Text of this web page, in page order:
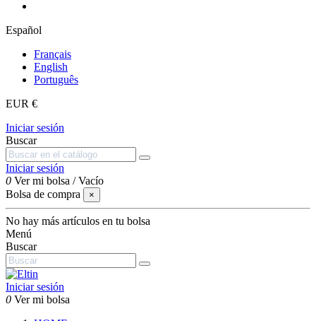
Español
Français
English
Português
EUR €
Iniciar sesión
Buscar
Iniciar sesión
0 Ver mi bolsa /Vacío
Bolsa de compra
×
No hay más artículos en tu bolsa
Menú
Buscar
Iniciar sesión
0 Ver mi bolsa